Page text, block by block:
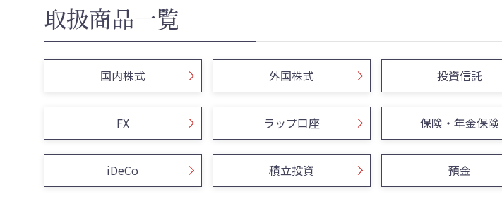
取扱商品一覧
国内株式 外国株式 投資信託
FX ラップ口座 保険・年金保険
iDeCo 積立投資 預金